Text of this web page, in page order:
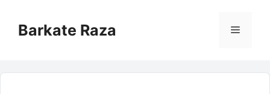
contentBarkate Raza Menu